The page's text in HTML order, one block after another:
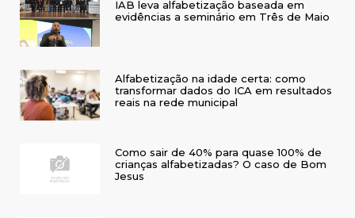
IAB leva alfabetização baseada em
evidências a seminário em Três de Maio
Alfabetização na idade certa: como
transformar dados do ICA em resultados
reais na rede municipal
Como sair de 40% para quase 100% de
crianças alfabetizadas? O caso de Bom
Jesus